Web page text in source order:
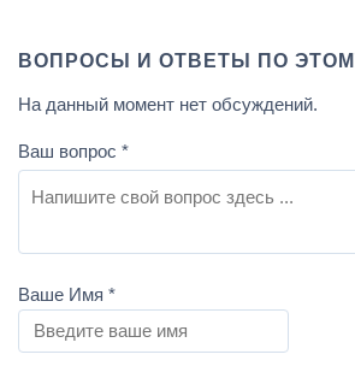
ВОПРОСЫ И ОТВЕТЫ ПО
На данный момент нет обсуждений.
Ваш вопрос *
Ваше Имя *